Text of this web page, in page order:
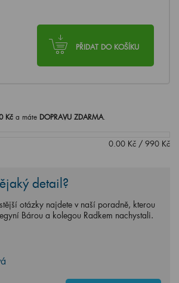
PŘIDAT DO KOŠÍKU
Kč a máte DOPRAVU ZDARMA.
0.00 Kč / 990 Kč
detail?
otázky najdete v naší poradně, kterou
Bárou a kolegou Radkem nachystali.